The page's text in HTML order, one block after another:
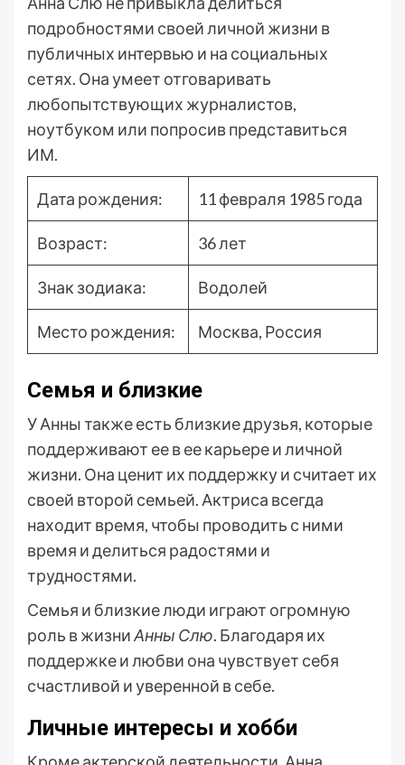
подробностями своей личной жизни в
публичных интервью и на социальных
сетях. Она умеет отговаривать
любопытствующих журналистов,
ноутбуком или попросив представиться
ИМ.
Дата рождения: 11 февраля 1985 года
Возраст: 36 лет
Знак зодиака: Водолей
Место рождения: Москва, Россия
Семья и близкие
У Анны также есть близкие друзья, которые
поддерживают ее в ее карьере и личной
жизни. Она ценит их поддержку и считает их
своей второй семьей. Актриса всегда
находит время, чтобы проводить с ними
время и делиться радостями и
трудностями.
Семья и близкие люди играют огромную
роль в жизниАнны Слю. Благодаря их
поддержке и любви она чувствует себя
счастливой и уверенной в себе.
Личные интересы и хобби